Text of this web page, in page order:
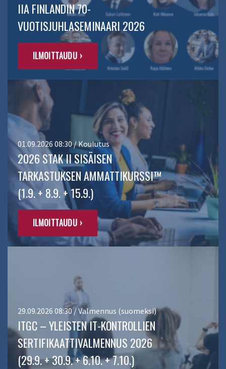
IIA FINLANDIN 70-
VUOTISJUHLASEMINAARI 2026
ILMOITTAUDU ›
01.09.2026 08:30 / Koulutus
2026 STAK II SISÄISEN
TARKASTUKSEN AMMATTIKURSSI™
(1.9. + 8.9. + 15.9.)
ILMOITTAUDU ›
29.09.2026 08:30 / Valmennus (suomeksi)
ITGC – YLEISTEN IT-KONTROLLIEN
SERTIFIKAATTIVALMENNUS 2026
(29.9. + 30.9. + 6.10. + 7.10.)